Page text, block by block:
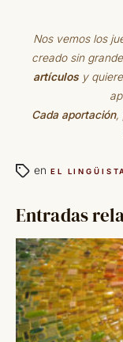
Nos vemos los
creado sin
artículosy
Cada aportación,
en EL
Entradas